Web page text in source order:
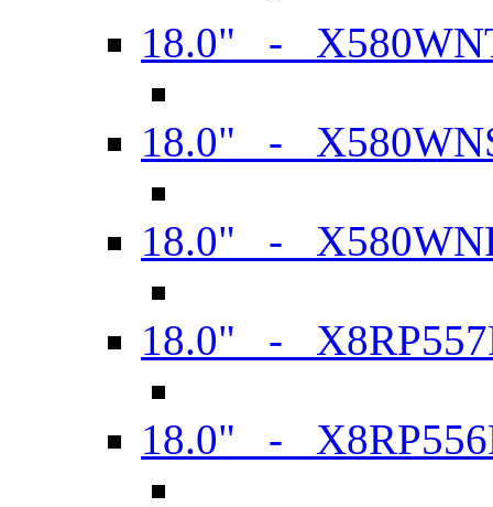
18.0" -
18.0" -
18.0" -
18.0" -
18.0" -